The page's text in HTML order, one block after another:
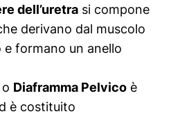
dell’uretrasi compone
derivano dal muscolo
formano un anello
Diaframma Pelvicoè
è costituito